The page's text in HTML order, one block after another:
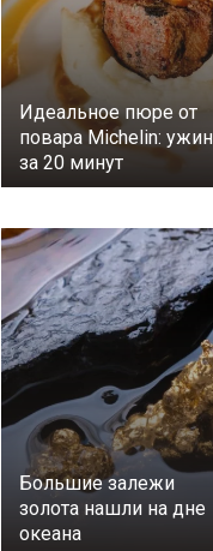
Идеальное пюре от
повара Michelin: ужин
за 20 минут
Большие залежи
золота нашли на дне
океана